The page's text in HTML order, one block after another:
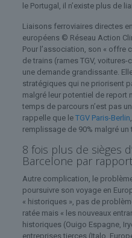
le Portugal, il n’existe plus de
Liaisons ferroviaires directes
européens © Réseau Action
Pour l’association, son « offre
de trains (rames TGV,
une demande grandissante.
stratégiques qui ne priorisent
malgré leur potentiel de report
temps de parcours n’est pas
rappelle que le TGV Paris-Berlin
remplissage de 90% malgré un
8 fois plus de sièges
Barcelone par
Autre complication, le
poursuivre son voyage en
« historiques », pas de
ratée mais « les nouveaux
historiques (Ouigo Espagne,
entreprises tierces (Italo,